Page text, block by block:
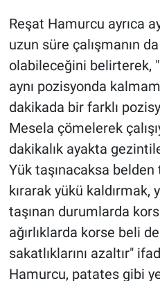
Reşat Hamurcu ayrıca
uzun süre çalışmanın
olabileceğini belirterek,
aynı pozisyonda
dakikada bir farklı
Mesela çömelerek
dakikalık ayakta
Yük taşınacaksa
kırarak yükü kaldırmak,
taşınan durumlarda
ağırlıklarda korse beli
sakatlıklarını azaltır"
Hamurcu, patates gibi